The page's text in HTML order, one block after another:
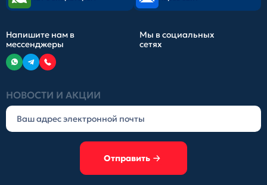
НОВОСТИ И АКЦИИ
Отправить
Напишите нам в
мессенджеры
Мы в социальных
сетях